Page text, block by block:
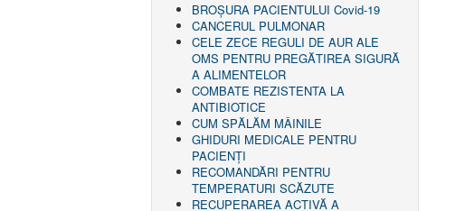
BROȘURA PACIENTULUI Covid-19
CANCERUL PULMONAR
CELE ZECE REGULI DE AUR ALE
OMS PENTRU PREGĂTIREA SIGURĂ
A ALIMENTELOR
COMBATE REZISTENTA LA
ANTIBIOTICE
CUM SPĂLĂM MÂINILE
GHIDURI MEDICALE PENTRU
PACIENȚI
RECOMANDĂRI PENTRU
TEMPERATURI SCĂZUTE
RECUPERAREA ACTIVĂ A